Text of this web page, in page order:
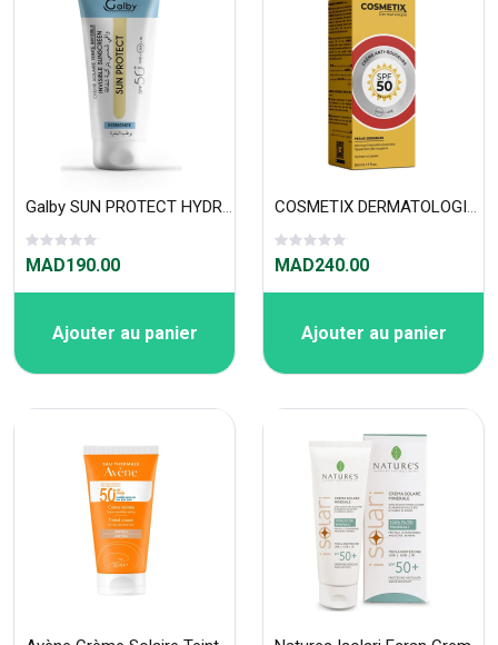
Galby SUN PROTECT HYDRATANTE SPF 50+ 50ml
MAD190.00
Ajouter au panier
COSMETIX DERMATOLOGIE SOIN 2X1 ANTI-ROUGEURS SPF50 50ml
MAD240.00
Ajouter au panier